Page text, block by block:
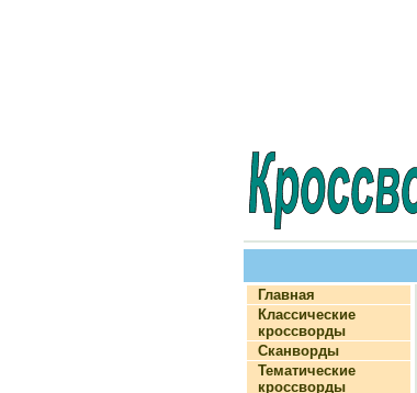
Главная
Классические
кроссворды
Сканворды
Тематические
кроссворды